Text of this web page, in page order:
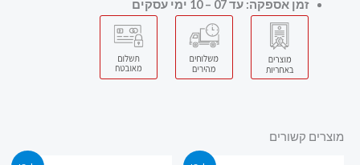
זמן אספקה: עד 07 – 10 ימי עסקים
מוצרים קשורים